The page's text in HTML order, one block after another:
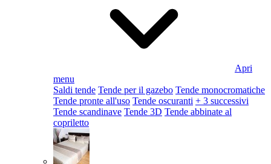
Apri
menu
Saldi tende Tende per il gazebo Tende monocromatiche
Tende pronte all'uso Tende oscuranti + 3 successivi
Tende scandinave Tende 3D Tende abbinate al
copriletto